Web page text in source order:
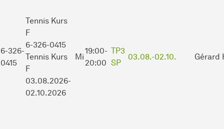
6-326-
0415
Tennis Kurs
F
6-326-0415
Tennis Kurs
F
03.08.2026-
02.10.2026
Mi
19:00-
20:00
TP3
SP
03.08.-02.10. Gérard